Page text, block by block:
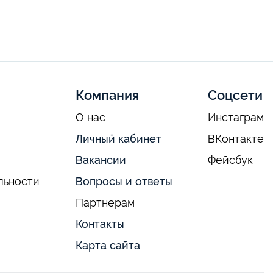
Компания
О нас
Личный кабинет
Вакансии
Вопросы и ответы
Партнерам
Контакты
Карта сайта
Соцсети
Инстаграм
ВКонтакте
Фейсбук